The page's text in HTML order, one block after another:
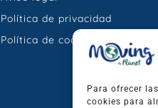
Para ofrecer
cookies para
Política de privacidad
Política de cookies